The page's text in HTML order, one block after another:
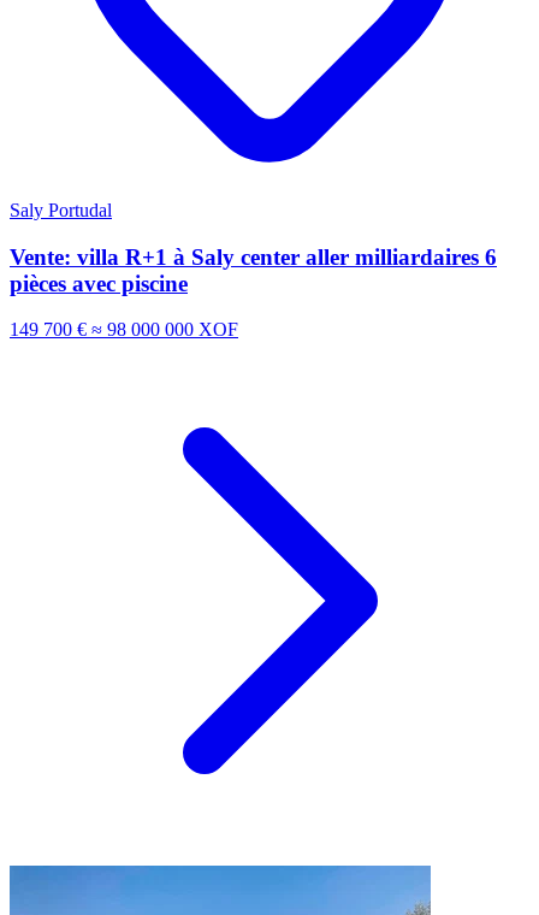
Saly Portudal
Vente: villa R+1 à Saly center aller milliardaires 6
pièces avec piscine
149 700 € ≈ 98 000 000 XOF